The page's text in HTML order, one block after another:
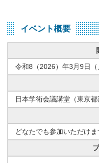
イベント概要
令和8（2026）年3月9日
日本学術会議講堂（東京
どなたでも参加いただけま